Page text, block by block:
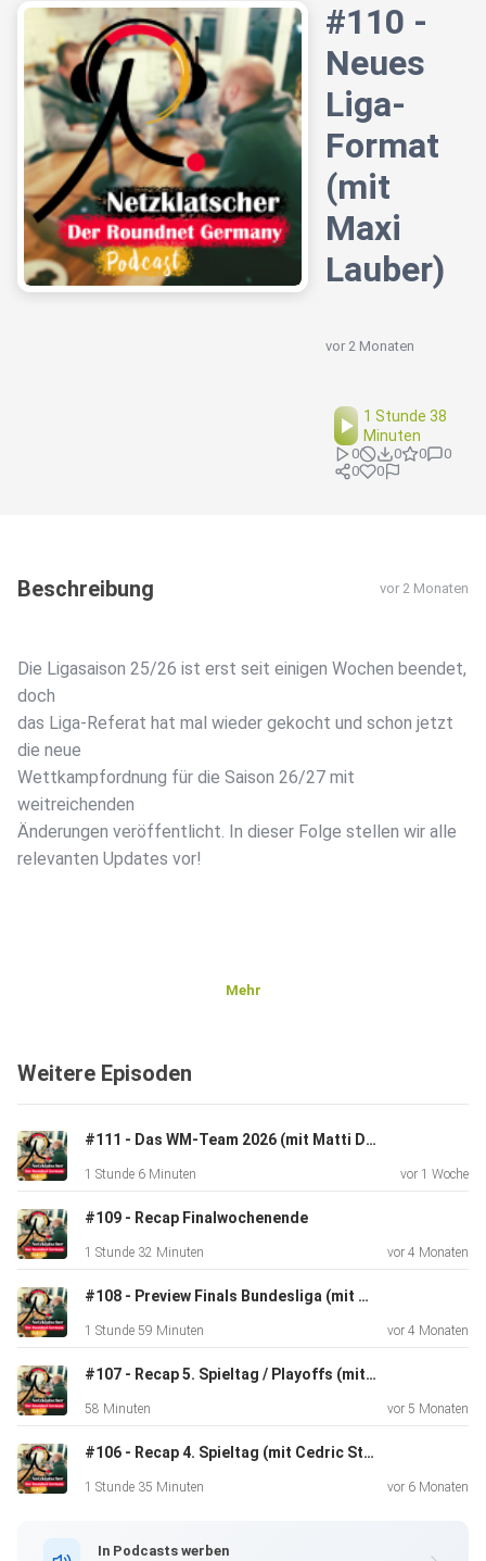
#110 -
Neues
Liga-
Format
(mit
Maxi
Lauber)
vor 2 Monaten
1 Stunde 38
Minuten
0 0 0
0
0
0
Beschreibung vor 2 Monaten
Die Ligasaison 25/26 ist erst seit einigen Wochen beendet,
doch
das Liga-Referat hat mal wieder gekocht und schon jetzt
die neue
Wettkampfordnung für die Saison 26/27 mit
weitreichenden
Änderungen veröffentlicht. In dieser Folge stellen wir alle
relevanten Updates vor!
Mehr
Weitere Episoden
#111 - Das WM-Team 2026 (mit Matti Dreiling & Lukas Eisenträger)
1 Stunde 6 Minuten vor 1 Woche
#109 - Recap Finalwochenende
1 Stunde 32 Minuten vor 4 Monaten
#108 - Preview Finals Bundesliga (mit Justus Klapperich)
1 Stunde 59 Minuten vor 4 Monaten
#107 - Recap 5. Spieltag / Playoffs (mit Karl Wolf)
58 Minuten vor 5 Monaten
#106 - Recap 4. Spieltag (mit Cedric Strehlow und Kevin Sauer)
1 Stunde 35 Minuten vor 6 Monaten
In Podcasts werben